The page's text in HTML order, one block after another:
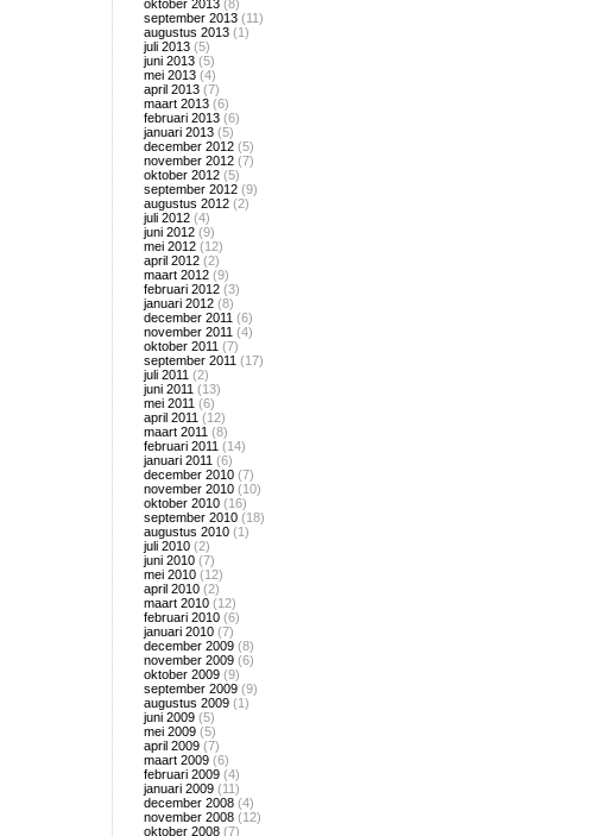
oktober 2013 (8)
september 2013 (11)
augustus 2013 (1)
juli 2013 (5)
juni 2013 (5)
mei 2013 (4)
april 2013 (7)
maart 2013 (6)
februari 2013 (6)
januari 2013 (5)
december 2012 (5)
november 2012 (7)
oktober 2012 (5)
september 2012 (9)
augustus 2012 (2)
juli 2012 (4)
juni 2012 (9)
mei 2012 (12)
april 2012 (2)
maart 2012 (9)
februari 2012 (3)
januari 2012 (8)
december 2011 (6)
november 2011 (4)
oktober 2011 (7)
september 2011 (17)
juli 2011 (2)
juni 2011 (13)
mei 2011 (6)
april 2011 (12)
maart 2011 (8)
februari 2011 (14)
januari 2011 (6)
december 2010 (7)
november 2010 (10)
oktober 2010 (16)
september 2010 (18)
augustus 2010 (1)
juli 2010 (2)
juni 2010 (7)
mei 2010 (12)
april 2010 (2)
maart 2010 (12)
februari 2010 (6)
januari 2010 (7)
december 2009 (8)
november 2009 (6)
oktober 2009 (9)
september 2009 (9)
augustus 2009 (1)
juni 2009 (5)
mei 2009 (5)
april 2009 (7)
maart 2009 (6)
februari 2009 (4)
januari 2009 (11)
december 2008 (4)
november 2008 (12)
oktober 2008 (7)